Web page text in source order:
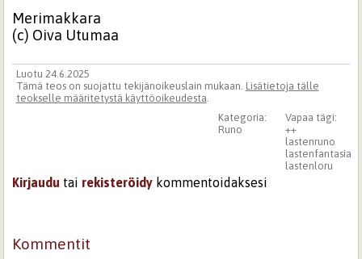
Merimakkara
(c) Oiva Utumaa
Luotu 24.6.2025
Tämä teos on suojattu tekijänoikeuslain mukaan. Lisätietoja tälle
teokselle määritetystä käyttöoikeudesta.
Vapaa tägi:
++
lastenruno
lastenfantasia
lastenloru
Kategoria:
Runo
Kirjaudu tai rekisteröidy kommentoidaksesi
Kommentit